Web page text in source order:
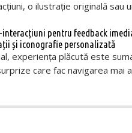
o ilustrație originală sau
interacțiuni pentru feedback
și iconografie personalizată
experiența plăcută este
care fac navigarea mai